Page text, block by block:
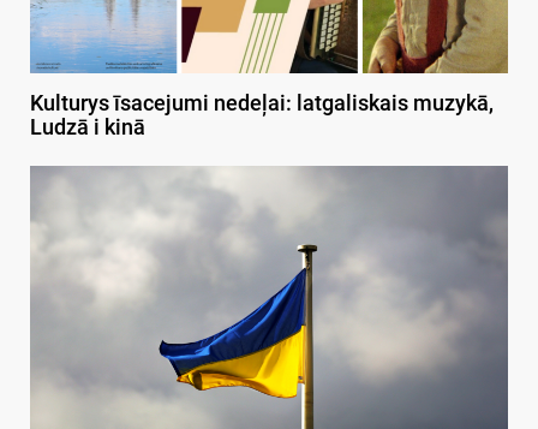
Kulturys īsacejumi nedeļai: latgaliskais muzykā,
Ludzā i kinā